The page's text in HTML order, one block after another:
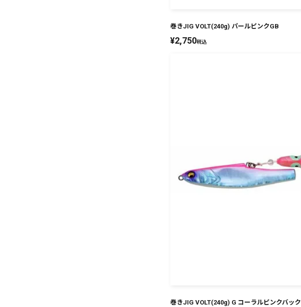
巻きJIG VOLT(240g) パールピンクGB
¥2,750税込
巻きJIG VOLT(240g) G コーラルピンクバック